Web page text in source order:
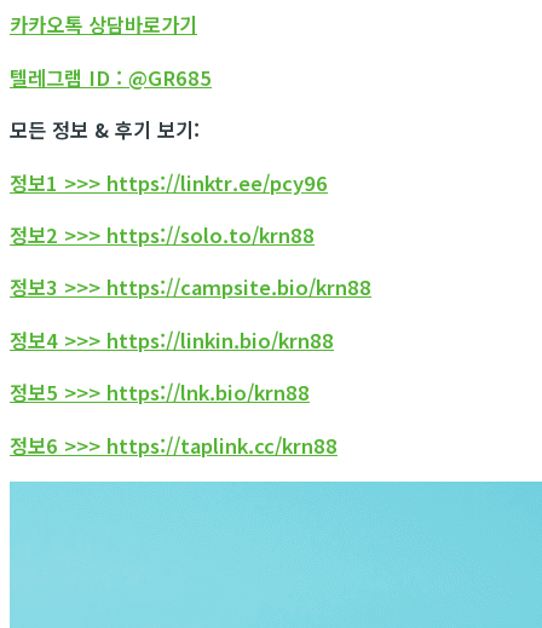
카카오톡 상담바로가기
텔레그램 ID : @GR685
모든 정보 & 후기 보기:
정보1 >>> https://linktr.ee/pcy96
정보2 >>> https://solo.to/krn88
정보3 >>> https://campsite.bio/krn88
정보4 >>> https://linkin.bio/krn88
정보5 >>> https://lnk.bio/krn88
정보6 >>> https://taplink.cc/krn88